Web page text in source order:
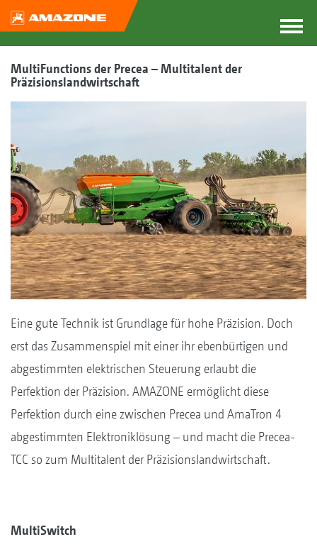
MultiFunctions der Precea – Multitalent der
Präzisionslandwirtschaft
Eine gute Technik ist Grundlage für hohe Präzision. Doch
erst das Zusammenspiel mit einer ihr ebenbürtigen und
abgestimmten elektrischen Steuerung erlaubt die
Perfektion der Präzision. AMAZONE ermöglicht diese
Perfektion durch eine zwischen Precea und AmaTron 4
abgestimmten Elektroniklösung – und macht die Precea-
TCC so zum Multitalent der Präzisionslandwirtschaft.
MultiSwitch